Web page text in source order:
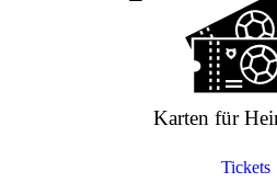
Karten für
Tickets